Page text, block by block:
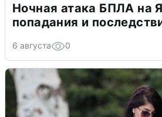
Ночная атака БПЛА на
попадания и
6 августа 0